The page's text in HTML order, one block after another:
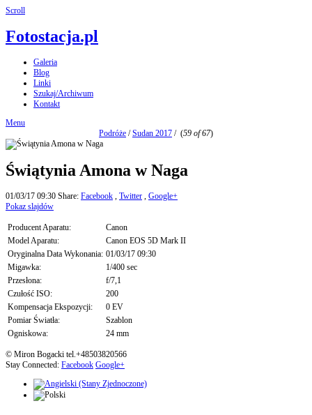
Scroll
Fotostacja.pl
Galeria
Blog
Linki
Szukaj/Archiwum
Kontakt
Menu
Podróże /Sudan 2017 / (59 of 67)
Świątynia Amona w Naga
01/03/17 09:30 Share: Facebook , Twitter , Google+
Pokaz slajdów
Producent Aparatu:
Canon
Model Aparatu:
Canon EOS 5D Mark II
Oryginalna Data Wykonania: 01/03/17 09:30
Migawka:
1/400 sec
Przesłona:
f/7,1
Czułość ISO:
200
Kompensacja Ekspozycji:
0 EV
Pomiar Światła:
Szablon
Ogniskowa:
24 mm
© Miron Bogacki tel.+48503820566
Stay Connected: Facebook Google+